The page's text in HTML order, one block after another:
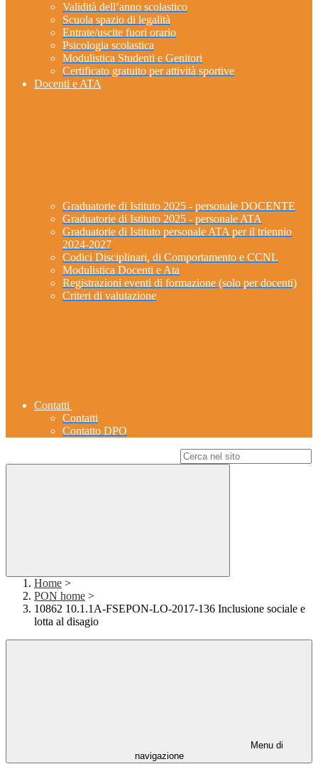
Validità dell’anno scolastico
Scuola spazio di legalità
Entrate/uscite fuori orario
Psicologia scolastica
Modulistica Studenti e Genitori
Certificato gratuito per attività sportive
Docenti e ATA
Graduatorie di Istituto 2025 - personale DOCENTE
Graduatorie di Istituto 2025 - personale ATA
Graduatorie di Istituto personale ATA per il triennio
2024-2027
Codici Disciplinari, di Comportamento e CCNL
Modulistica Docenti e Ata
Registrazioni eventi di formazione (solo per docenti)
Criteri di valutazione
Contatti
Contatti
Contatto DPO
Home >
PON home >
10862 10.1.1A-FSEPON-LO-2017-136 Inclusione sociale e
lotta al disagio
Menu di
navigazione